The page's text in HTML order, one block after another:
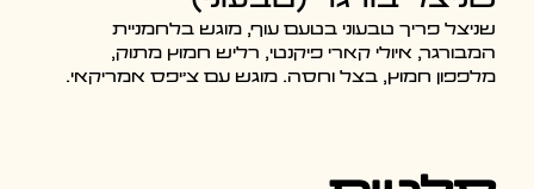
שניצל פריך טבעוני בטעם עוף, מוגש בלחמניית
המבורגר, איולי קארי פיקנטי, רליש חמוץ מתוק,
מלפפון חמוץ, בצל וחסה. מוגש עם צ'יפס אמריקאי.